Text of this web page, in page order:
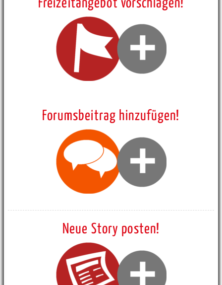
Freizeitangebot vorschlagen!
Forumsbeitrag hinzufügen!
Neue Story posten!